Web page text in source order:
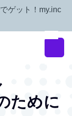
ゲット！my.inc
ために